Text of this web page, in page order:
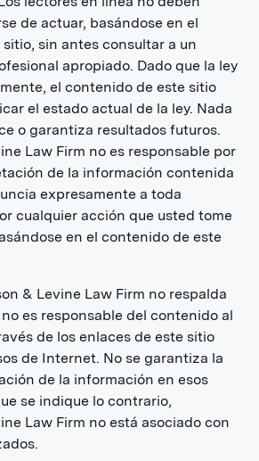
de actuar, basándose en el
sin antes consultar a un
apropiado. Dado que la ley
el contenido de este sitio
el estado actual de la ley. Nada
o garantiza resultados futuros.
Law Firm no es responsable por
de la información contenida
expresamente a toda
cualquier acción que usted tome
en el contenido de este
& Levine Law Firm no respalda
es responsable del contenido al
de los enlaces de este sitio
de Internet. No se garantiza la
de la información en esos
se indique lo contrario,
Law Firm no está asociado con